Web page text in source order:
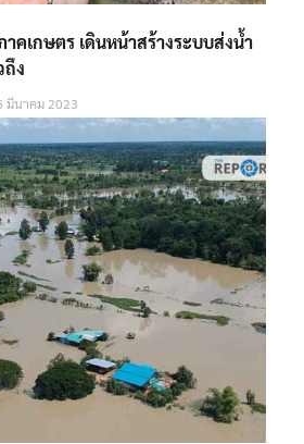
คเกษตร เดินหน้าสร้างระบบส่งน้ำ
ถึง
มีนาคม 2023